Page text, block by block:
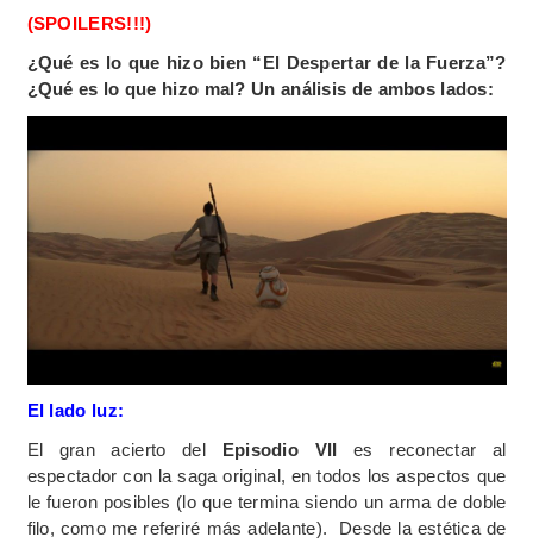
(SPOILERS!!!)
¿Qué es lo que hizo bien “El Despertar de la Fuerza”?
¿Qué es lo que hizo mal? Un análisis de ambos lados:
El lado luz:
El gran acierto del Episodio VII es reconectar al
espectador con la saga original, en todos los aspectos que
le fueron posibles (lo que termina siendo un arma de doble
filo, como me referiré más adelante). Desde la estética de